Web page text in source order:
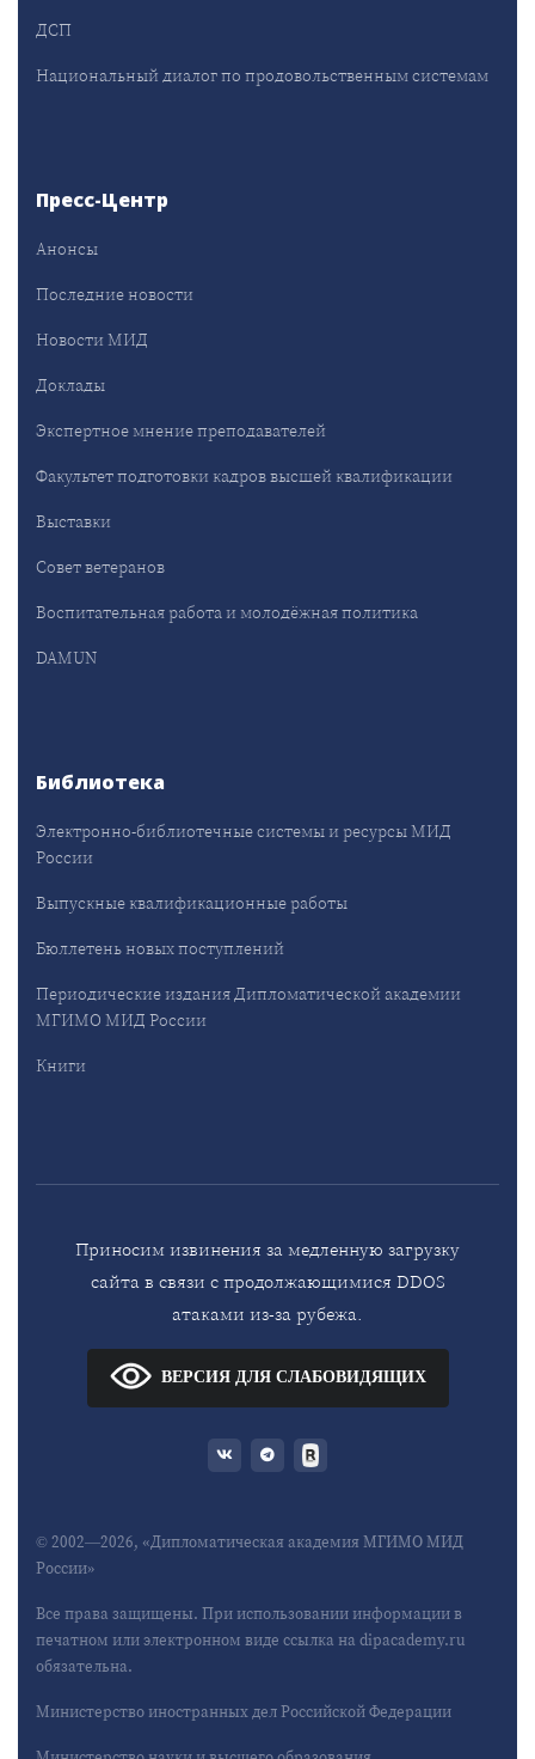
ДСП
Национальный диалог по продовольственным системам
Пресс-Центр
Анонсы
Последние новости
Новости МИД
Доклады
Экспертное мнение преподавателей
Факультет подготовки кадров высшей квалификации
Выставки
Совет ветеранов
Воспитательная работа и молодёжная политика
DAMUN
Библиотека
Электронно-библиотечные системы и ресурсы МИД
России
Выпускные квалификационные работы
Бюллетень новых поступлений
Периодические издания Дипломатической академии
МГИМО МИД России
Книги
Приносим извинения за медленную загрузку
сайта в связи с продолжающимися DDOS
атаками из-за рубежа.
ВЕРСИЯ ДЛЯ СЛАБОВИДЯЩИХ
© 2002—2026, «Дипломатическая академия МГИМО МИД
России»
Все права защищены. При использовании информации в
печатном или электронном виде ссылка на dipacademy.ru
обязательна.
Министерство иностранных дел Российской Федерации